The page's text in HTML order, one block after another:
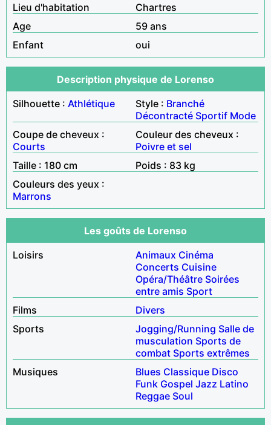
Lieu d'habitation
Chartres
Age
59 ans
Enfant
oui
Description physique de Lorenso
Silhouette : Athlétique Style : Branché
Décontracté Sportif Mode
Coupe de cheveux :
Courts
Couleur des cheveux :
Poivre et sel
Taille : 180 cm
Poids : 83 kg
Couleurs des yeux :
Marrons
Les goûts de Lorenso
Loisirs
Animaux Cinéma
Concerts Cuisine
Opéra/Théâtre Soirées
entre amis Sport
Films
Divers
Sports
Jogging/Running Salle de
musculation Sports de
combat Sports extrêmes
Musiques
Blues Classique Disco
Funk Gospel Jazz Latino
Reggae Soul